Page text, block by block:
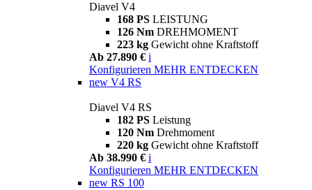
Diavel V4
168 PS LEISTUNG
126 Nm DREHMOMENT
223 kg Gewicht ohne Kraftstoff
Ab 27.890 € i
Konfigurieren MEHR ENTDECKEN
new V4 RS
Diavel V4 RS
182 PS Leistung
120 Nm Drehmoment
220 kg Gewicht ohne Kraftstoff
Ab 38.990 € i
Konfigurieren MEHR ENTDECKEN
new RS 100